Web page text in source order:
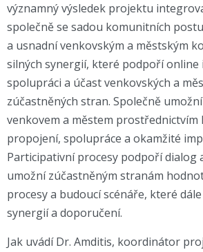
významný výsledek projektu
společně se sadou komunitních
a usnadní venkovským a městským
silných synergií, které podpoří online
spolupráci a účast venkovských a
zúčastněných stran. Společně
venkovem a městem prostřednictvím
propojení, spolupráce a okamžité
Participativní procesy podpoří dialog
umožní zúčastněným stranám
procesy a budoucí scénáře, které
synergií a doporučení.
Jak uvádí Dr. Amditis, koordinátor